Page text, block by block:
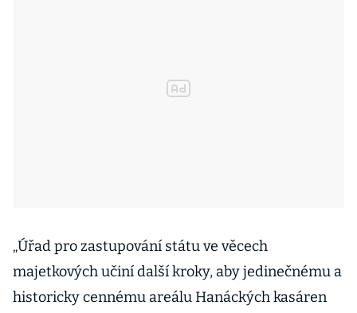
„Úřad pro zastupování státu ve věcech
majetkových učiní další kroky, aby jedinečnému a
historicky cennému areálu Hanáckých kasáren